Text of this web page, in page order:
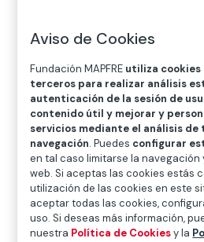
libros de a
en
required
aircraft)
Las aeronaves llevaran a
Aviso de Cookies
Fundación MAPFRE utiliza cookies
terceros para realizar análisis
autenticación de la sesión de
contenido útil y mejorar y
servicios mediante el análisis de
navegación. Puedes configurar
en tal caso limitarse la navegación
web. Si aceptas las cookies estás
utilización de las cookies en este
aceptar todas las cookies,
uso. Si deseas más información,
nuestra Política de Cookiesy la